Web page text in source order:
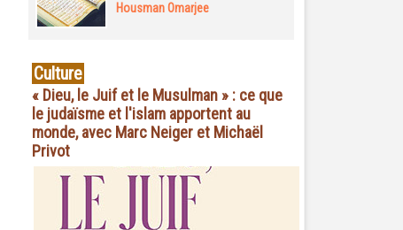
Housman Omarjee
Culture
« Dieu, le Juif et le Musulman » : ce que
le judaïsme et l'islam apportent au
monde, avec Marc Neiger et Michaël
Privot